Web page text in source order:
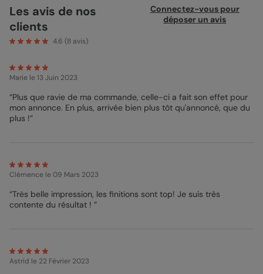
grossessepersonnalisé à leur offrir ? Votre entourage sera très
heureux d’apprendre cette nouvelle de façon si originale. Et
avant de leur offrir ce beau cadeau, n’oubliez pas de
personnaliser votre produit. Sur ce magnet de taille 10x15cm,
bien une photo de votre couple par exemple. Juste en dessous,
une zone de texte vous attend afin que vous écriviez quelques
être inventif au sein de votre message d’annonce ! Vous désirez
peut-être ajouter également quelques couleurs à votre magnet
? C’est tout à fait possible ! Pour cela, il vous suffit de vous
supplémentaire à votre produit. Belle création.
Les avis de nos
clients
4.6 (8 avis)
Connectez-vous pour
déposer un avis
Marie le 13 Juin 2023
“Plus que ravie de ma commande, celle-ci a fait son effet pour
mon annonce. En plus, arrivée bien plus tôt qu'annoncé, que du
plus !”
Clémence le 09 Mars 2023
“Très belle impression, les finitions sont top! Je suis très
contente du résultat ! ”
Astrid le 22 Février 2023